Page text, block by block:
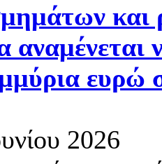
και
αναμένεται
ευρώ
2026